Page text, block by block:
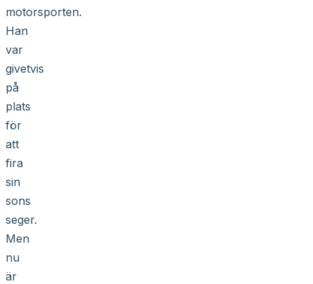
motorsporten.
Han
var
givetvis
på
plats
för
att
fira
sin
sons
seger.
Men
nu
är